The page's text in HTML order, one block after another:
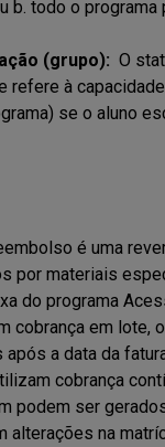
b. todo o programa
(grupo): O
refere à
se o aluno
é uma
por materiais
do programa
cobrança em lote,
a data da
cobrança
podem ser
alterações na